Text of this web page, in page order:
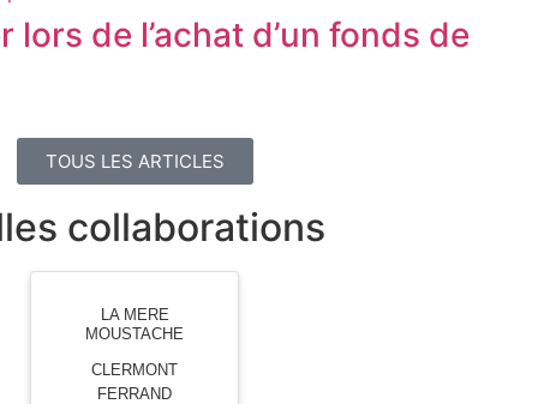
lors de l’achat d’un fonds de
TOUS LES ARTICLES
collaborations
LA MERE
MOUSTACHE
CLERMONT
FERRAND